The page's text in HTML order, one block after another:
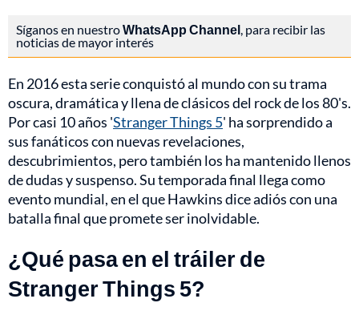
Síganos en nuestroWhatsApp Channel, para recibir las
noticias de mayor interés
En 2016 esta serie conquistó al mundo con su trama
oscura, dramática y llena de clásicos del rock de los 80's.
Por casi 10 años 'Stranger Things 5' ha sorprendido a
sus fanáticos con nuevas revelaciones,
descubrimientos, pero también los ha mantenido llenos
de dudas y suspenso. Su temporada final llega como
evento mundial, en el que Hawkins dice adiós con una
batalla final que promete ser inolvidable.
¿Qué pasa en el tráiler de
Stranger Things 5?